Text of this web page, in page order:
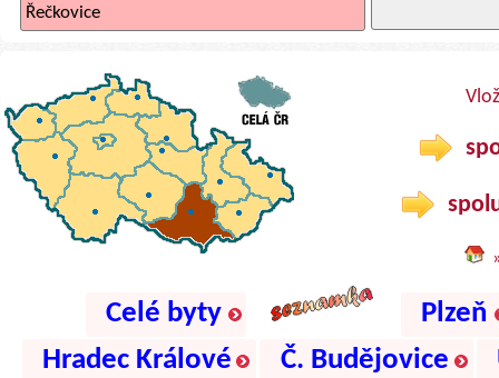
Celé byty
Plzeň
Hradec Králové
Č. Budějovice